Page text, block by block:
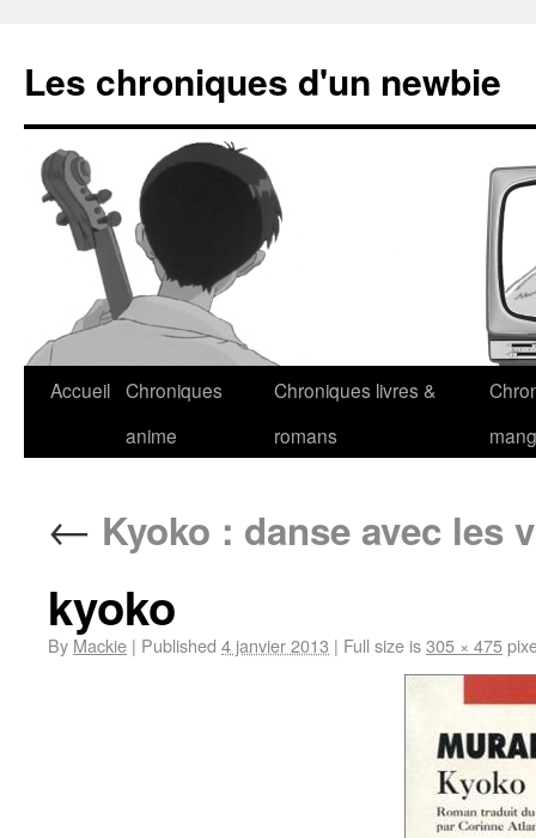
Les chroniques d'un newbie
Accueil Chroniques
anime
Chroniques livres &
romans
← Kyoko : danse avec les
kyoko
By Mackie | Published 4 janvier 2013 | Full size is305 × 475